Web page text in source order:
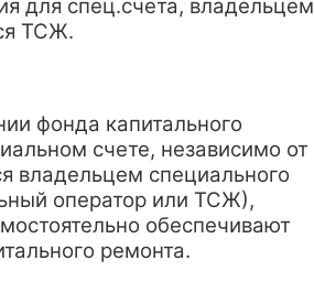
для спец.счета, владельцем
ТСЖ.
фонда капитального
счете, независимо от
владельцем специального
оператор или ТСЖ),
обеспечивают
ремонта.